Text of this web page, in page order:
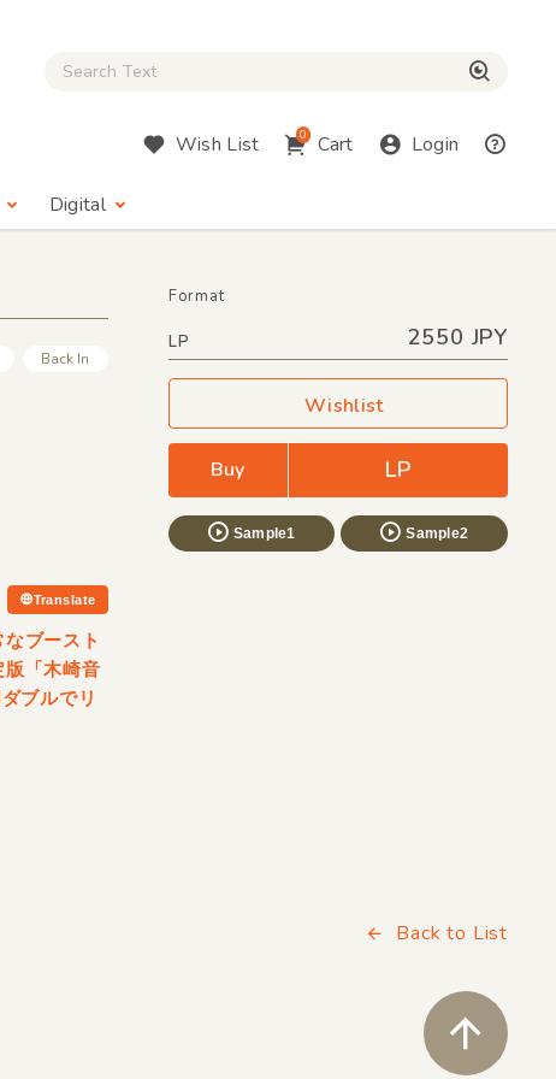
Close Search box
Wish List 0 Cart Login
Digital
Back In
Translate
Format
LP 2550 JPY
Wishlist
Buy LP
Sample1 Sample2
ブースト
「木崎音
ブルでリ
Back to List